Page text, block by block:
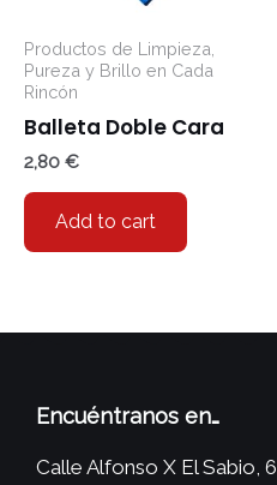
Productos de Limpieza,
Pureza y Brillo en Cada
Rincón
Balleta Doble Cara
2,80 €
Add to cart
Encuéntranos en…
Calle Alfonso X El Sabio, 6